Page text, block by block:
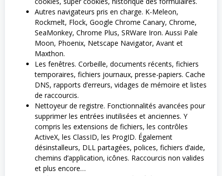
Autres navigateurs pris en charge. K-Meleon,
Rockmelt, Flock, Google Chrome Canary, Chrome,
SeaMonkey, Chrome Plus, SRWare Iron. Aussi Pale
Moon, Phoenix, Netscape Navigator, Avant et
Maxthon.
Les fenêtres. Corbeille, documents récents, fichiers
temporaires, fichiers journaux, presse-papiers. Cache
DNS, rapports d’erreurs, vidages de mémoire et listes
de raccourcis.
Nettoyeur de registre. Fonctionnalités avancées pour
supprimer les entrées inutilisées et anciennes. Y
compris les extensions de fichiers, les contrôles
ActiveX, les ClassID, les ProgID. Également
désinstalleurs, DLL partagées, polices, fichiers d’aide,
chemins d’application, icônes. Raccourcis non valides
et plus encore…